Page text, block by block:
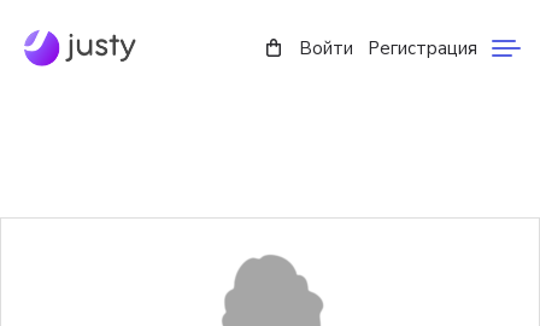
Войти Регистрация